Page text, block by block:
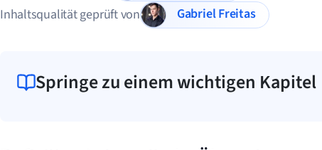
Inhaltsqualität geprüft von
Gabriel Freitas
Springe zu einem wichtigen Kapitel